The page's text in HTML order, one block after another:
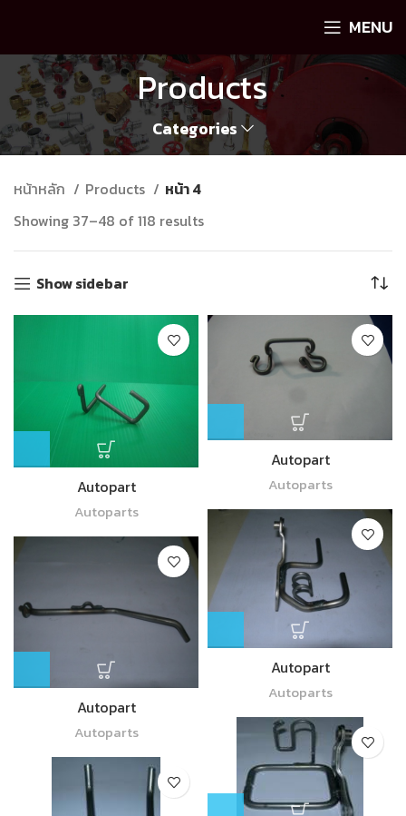
MENU
Products
Categories
หน้าหลัก Products
หน้า 4
Showing 37–48 of 118 results
Show sidebar
Autopart
Autoparts
Autopart
Autoparts
Autopart
Autoparts
Autopart
Autoparts